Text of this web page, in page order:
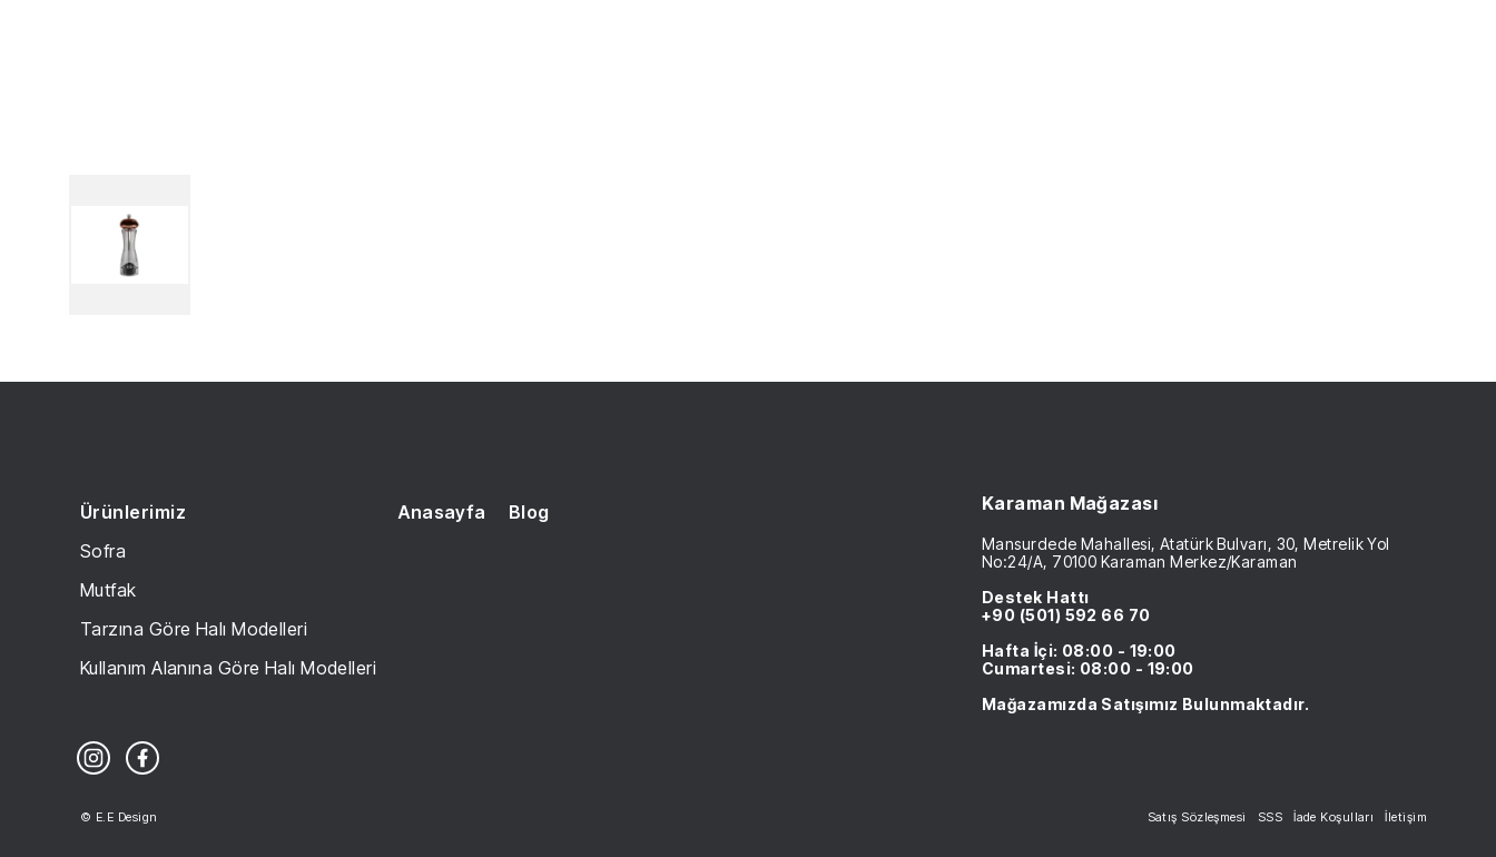
Ürünlerimiz
Sofra
Mutfak
Tarzına Göre Halı Modelleri
Kullanım Alanına Göre Halı Modelleri
Anasayfa Blog Karaman Mağazası
Mansurdede Mahallesi, Atatürk Bulvarı, 30, Metrelik Yol
No:24/A, 70100 Karaman Merkez/Karaman
Destek Hattı
+90 (501) 592 66 70
Hafta İçi: 08:00 - 19:00
Cumartesi: 08:00 - 19:00
Mağazamızda Satışımız Bulunmaktadır.
© E.E Design Satış Sözleşmesi SSS İade Koşulları İletişim